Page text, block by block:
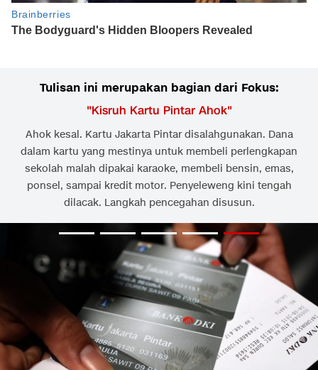
Tulisan ini merupakan bagian dari Fokus:
"Kisruh Kartu Pintar Ahok"
Ahok kesal. Kartu Jakarta Pintar disalahgunakan. Dana
dalam kartu yang mestinya untuk membeli perlengkapan
sekolah malah dipakai karaoke, membeli bensin, emas,
ponsel, sampai kredit motor. Penyeleweng kini tengah
dilacak. Langkah pencegahan disusun.